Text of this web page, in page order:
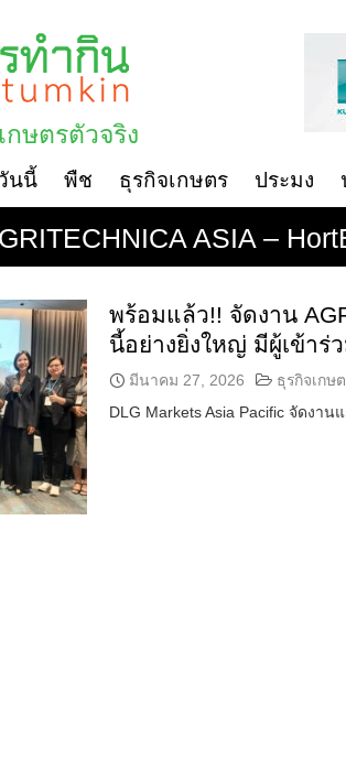
ษตรตัวจริง
นนี้ พืช ธุรกิจเกษตร ประมง
ASIA –
พร้อมแล้ว!! จัดงาน
นี้อย่างยิ่งใหญ่ มีผู้เข้าร่
มีนาคม 27, 2026 ธุรกิจเกษ
DLG Markets Asia Pacific จัดงา